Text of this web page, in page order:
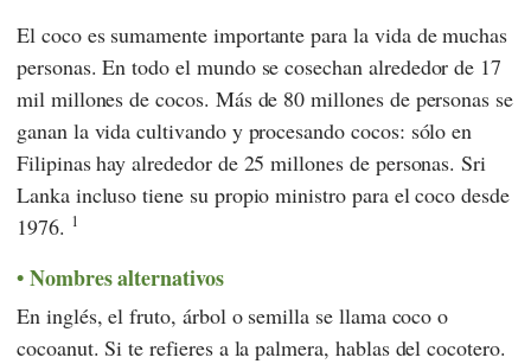
El coco es sumamente importante para la vida de muchas
personas. En todo el mundo se cosechan alrededor de 17
mil millones de cocos. Más de 80 millones de personas se
ganan la vida cultivando y procesando cocos: sólo en
Filipinas hay alrededor de 25 millones de personas. Sri
Lanka incluso tiene su propio ministro para el coco desde
1976. 1
Nombres alternativos
En inglés, el fruto, árbol o semilla se llama coco o
cocoanut. Si te refieres a la palmera, hablas del cocotero.